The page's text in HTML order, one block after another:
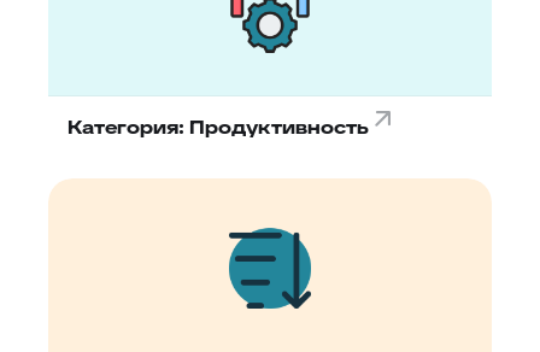
Категория: Продуктивность